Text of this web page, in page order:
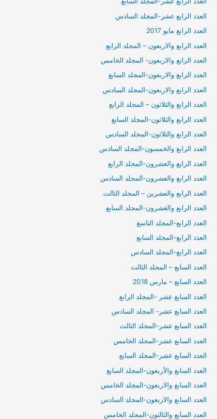
العدد الرابع عشر-المجلد السادس
العدد الرابع مايو 2017
العدد الرابع والاربعون – المجلد الرابع
العدد الرابع والاربعون- المجلد الخامس
العدد الرابع والاربعون-المجلد السابع
العدد الرابع والاربعون-المجلد السادس
العدد الرابع والثلاثون – المجلد الرابع
العدد الرابع والثلاثون-المجلد السابع
العدد الرابع والثلاثون-المجلد السادس
العدد الرابع والخمسون-المجلد السادس
العدد الرابع والعشرون-المجلد الرابع
العدد الرابع والعشرون-المجلد السادس
العدد الرابع والعشرين – المجلد الثالث
العدد الرابع والغشرون-المجلد السابع
العدد الرابع-المجلد التاسغ
العدد الرابع-المجلد السابع
العدد الرابع-المجلد السادس
العدد السابع – المجلد الثالث
العدد السابع – مارس 2018
العدد السابع عشر -المجلد الرابع
العدد السابع عشر- المجلد السادس
العدد السابع عشر-المجلد الثالث
العدد السابع عشر-المجلد الخامس
العدد السابع عشر-المجلد السايع
العدد السابع والأربعون-المجلد السابع
العدد السابع والاربعون-المجلد الخامس
العدد السابع والاربعون-المجلد السادس
العدد السابع والثالثون-المجلد الخامس